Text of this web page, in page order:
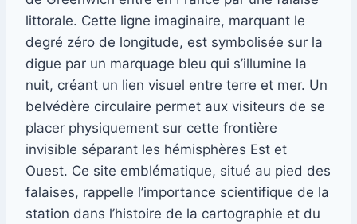
littorale. Cette ligne imaginaire, marquant le
degré zéro de longitude, est symbolisée sur la
digue par un marquage bleu qui s’illumine la
nuit, créant un lien visuel entre terre et mer. Un
belvédère circulaire permet aux visiteurs de se
placer physiquement sur cette frontière
invisible séparant les hémisphères Est et
Ouest. Ce site emblématique, situé au pied des
falaises, rappelle l’importance scientifique de la
station dans l’histoire de la cartographie et du